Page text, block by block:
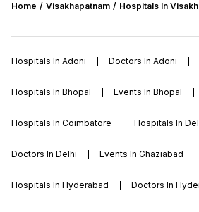
Home Visakhapatnam Hospitals In
Hospitals In Adoni Doctors In Adoni
Hospitals In Bhopal Events In Bhopal
Hospitals In Coimbatore Hospitals In
Doctors In Delhi Events In Ghaziabad
Hospitals In Hyderabad Doctors In